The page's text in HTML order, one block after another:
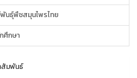
นธุ์พืชสมุนไพรไทย
ศึกษา
สัมพันธ์